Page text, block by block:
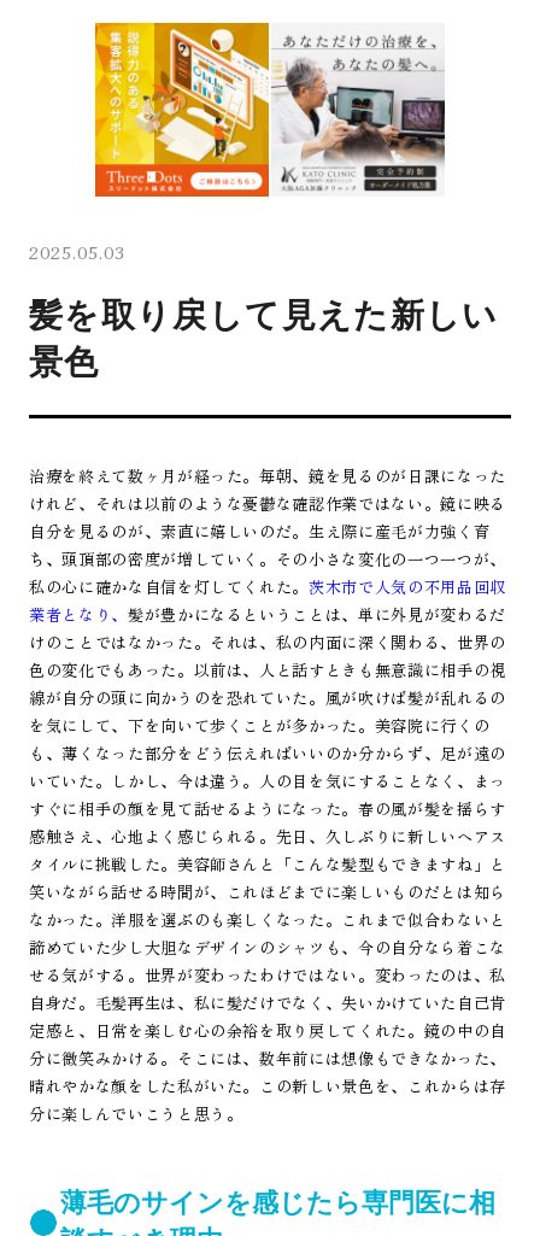
2025.05.03
髪を取り戻して見えた新しい
景色
治療を終えて数ヶ月が経った。毎朝、鏡を見るのが日課になった
けれど、それは以前のような憂鬱な確認作業ではない。鏡に映る
自分を見るのが、素直に嬉しいのだ。生え際に産毛が力強く育
ち、頭頂部の密度が増していく。その小さな変化の一つ一つが、
私の心に確かな自信を灯してくれた。茨木市で人気の不用品回収
業者となり、 髪が豊かになるということは、単に外見が変わるだ
けのことではなかった。それは、私の内面に深く関わる、世界の
色の変化でもあった。以前は、人と話すときも無意識に相手の視
線が自分の頭に向かうのを恐れていた。風が吹けば髪が乱れるの
を気にして、下を向いて歩くことが多かった。美容院に行くの
も、薄くなった部分をどう伝えればいいのか分からず、足が遠の
いていた。しかし、今は違う。人の目を気にすることなく、まっ
すぐに相手の顔を見て話せるようになった。春の風が髪を揺らす
感触さえ、心地よく感じられる。先日、久しぶりに新しいヘアス
タイルに挑戦した。美容師さんと「こんな髪型もできますね」と
笑いながら話せる時間が、これほどまでに楽しいものだとは知ら
なかった。洋服を選ぶのも楽しくなった。これまで似合わないと
諦めていた少し大胆なデザインのシャツも、今の自分なら着こな
せる気がする。世界が変わったわけではない。変わったのは、私
自身だ。毛髪再生は、私に髪だけでなく、失いかけていた自己肯
定感と、日常を楽しむ心の余裕を取り戻してくれた。鏡の中の自
分に微笑みかける。そこには、数年前には想像もできなかった、
晴れやかな顔をした私がいた。この新しい景色を、これからは存
分に楽しんでいこうと思う。
薄毛のサインを感じたら専門医に相